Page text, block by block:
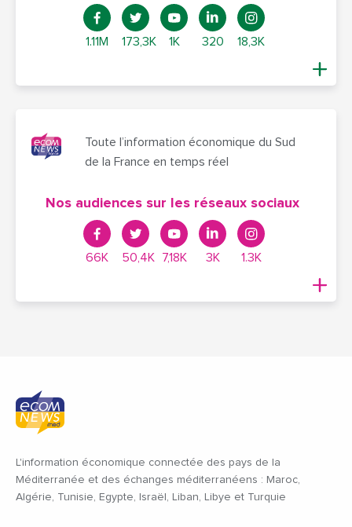
1.11M 173,3K 1K 320 18,3K
Toute l’information économique du Sud
de la France en temps réel
Nos audiences sur les réseaux sociaux
66K 50,4K 7,18K 3K 1.3K
L'information économique connectée des pays de la
Méditerranée et des échanges méditerranéens : Maroc,
Algérie, Tunisie, Egypte, Israël, Liban, Libye et Turquie